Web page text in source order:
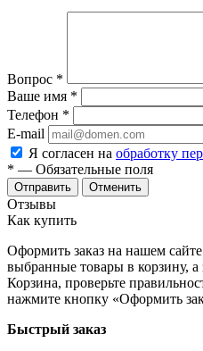
Вопрос *
Ваше имя *
Телефон *
E-mail
Я согласен на обработку
* — Обязательные поля
Отменить
Отзывы
Как купить
Оформить заказ на нашем
выбранные товары в корзину, а
Корзина, проверьте
нажмите кнопку «Оформить
Быстрый заказ